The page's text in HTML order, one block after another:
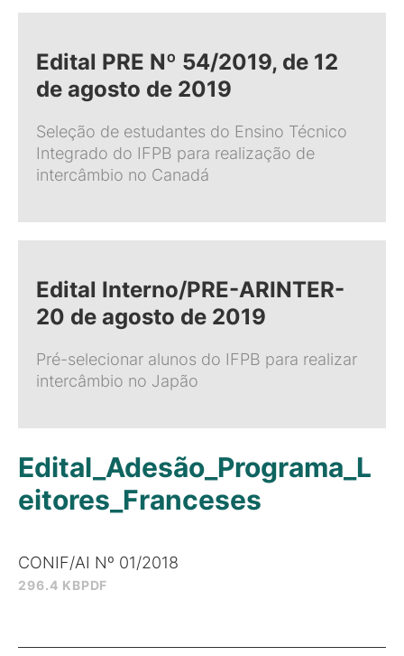
Edital PRE Nº 54/2019, de 12
de agosto de 2019
Seleção de estudantes do Ensino Técnico
Integrado do IFPB para realização de
intercâmbio no Canadá
Edital Interno/PRE-ARINTER-
20 de agosto de 2019
Pré-selecionar alunos do IFPB para realizar
intercâmbio no Japão
296.4 KBPDF
Edital_Adesão_Programa_L
eitores_Franceses
CONIF/AI Nº 01/2018